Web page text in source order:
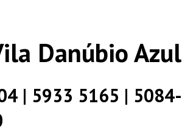
Danúbio Azul
| 5933 5165 | 5084-